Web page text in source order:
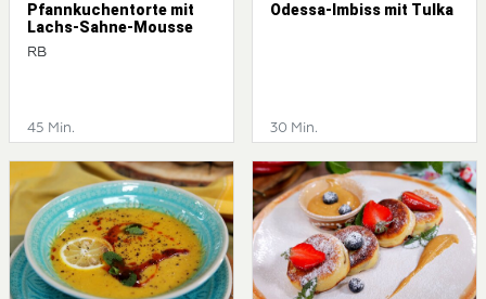
Pfannkuchentorte mit
Lachs-Sahne-Mousse
RB
45 Min.
Odessa-Imbiss mit Tulka
30 Min.